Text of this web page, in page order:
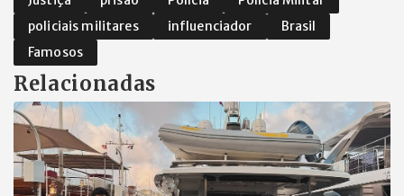
policiais militares
influenciador
Brasil
Famosos
Relacionadas